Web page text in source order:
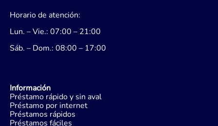
Horario de atención:
Lun. – Vie.: 07:00 – 21:00
Sáb. – Dom.: 08:00 – 17:00
Información
Préstamo rápido y sin aval
Préstamo por internet
Préstamos rápidos
Préstamos fáciles